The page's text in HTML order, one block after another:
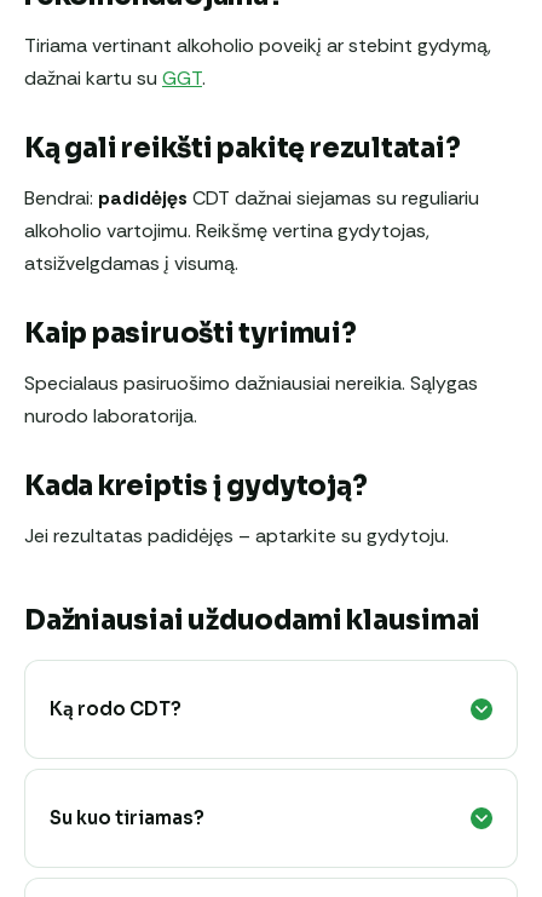
Tiriama vertinant alkoholio poveikį ar stebint gydymą,
dažnai kartu su GGT.
Ką gali reikšti pakitę rezultatai?
Bendrai: padidėjęs CDT dažnai siejamas su reguliariu
alkoholio vartojimu. Reikšmę vertina gydytojas,
atsižvelgdamas į visumą.
Kaip pasiruošti tyrimui?
Specialaus pasiruošimo dažniausiai nereikia. Sąlygas
nurodo laboratorija.
Kada kreiptis į gydytoją?
Jei rezultatas padidėjęs – aptarkite su gydytoju.
Dažniausiai užduodami klausimai
Ką rodo CDT?
Su kuo tiriamas?